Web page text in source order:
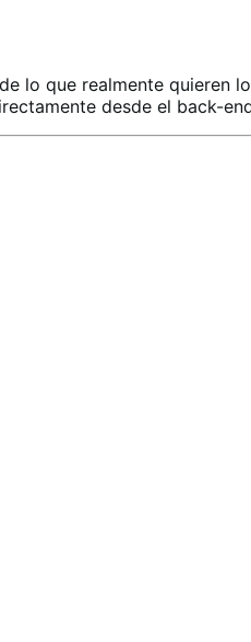
lo que realmente quieren
desde el back-